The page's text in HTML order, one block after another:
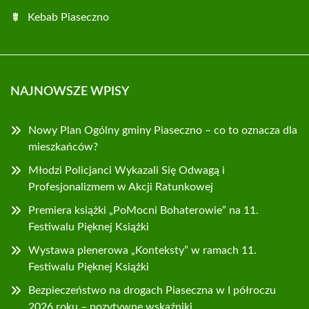
Kebab Piaseczno
NAJNOWSZE WPISY
Nowy Plan Ogólny gminy Piaseczno – co to oznacza dla
mieszkańców?
Młodzi Policjanci Wykazali Się Odwagą i
Profesjonalizmem w Akcji Ratunkowej
Premiera książki „PoMocni Bohaterowie” na 11.
Festiwalu Pięknej Książki
Wystawa plenerowa „Konteksty” w ramach 11.
Festiwalu Pięknej Książki
Bezpieczeństwo na drogach Piaseczna w I półroczu